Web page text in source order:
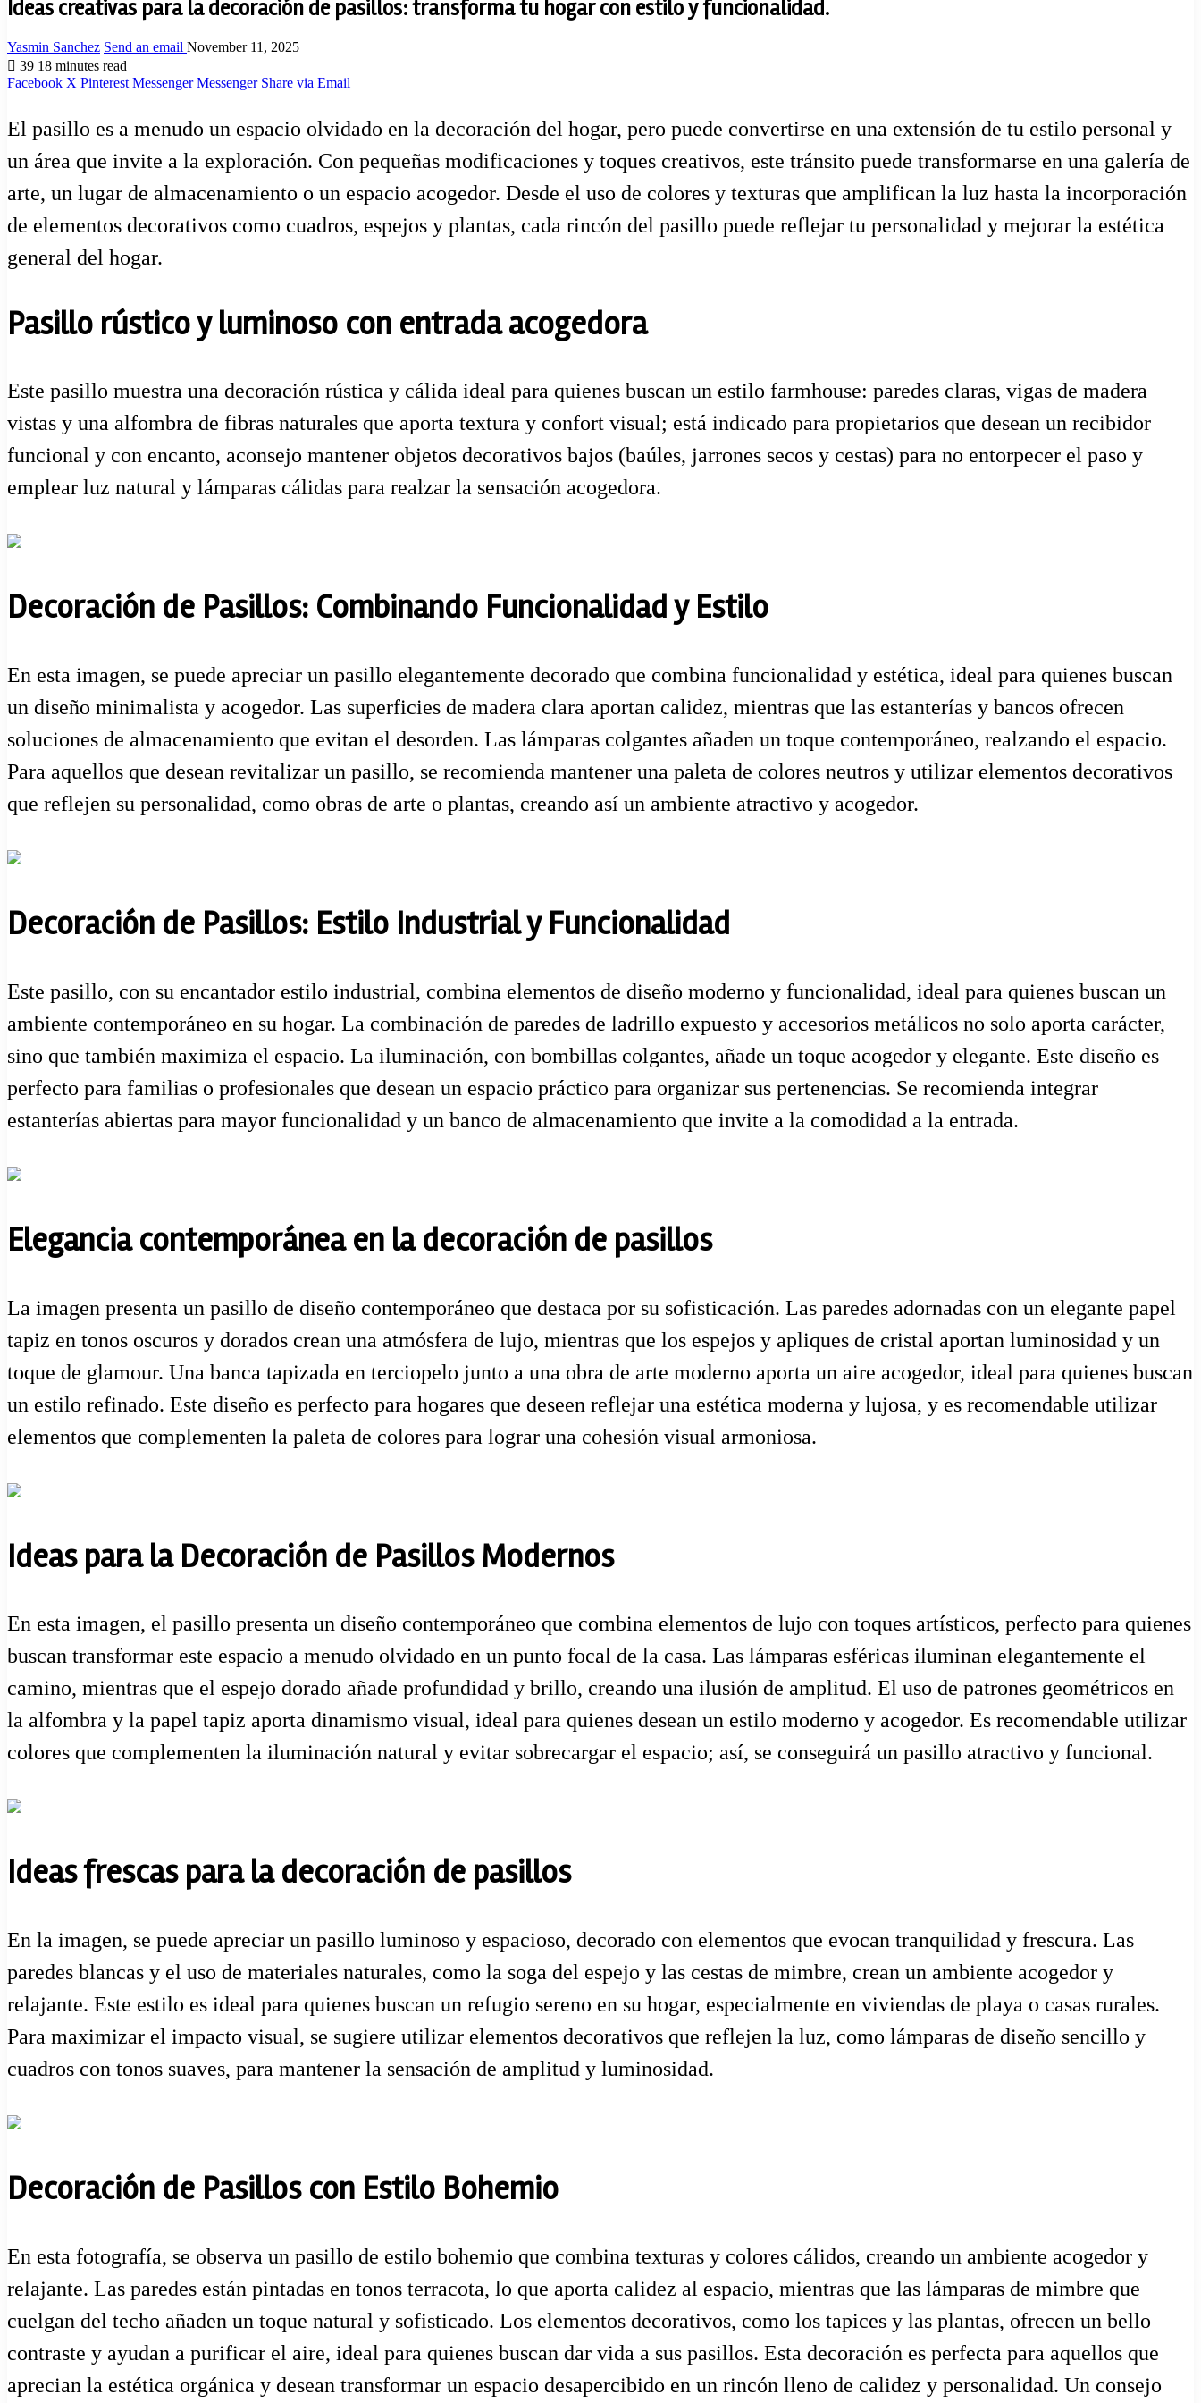
Ideas creativas para la decoración de pasillos: transforma tu hogar con estilo y funcionalidad.
Yasmin Sanchez Send an email November 11, 2025
39 18 minutes read
Facebook X Pinterest Messenger Messenger Share via Email
El pasillo es a menudo un espacio olvidado en la decoración del hogar, pero puede convertirse en una extensión de tu estilo personal y
un área que invite a la exploración. Con pequeñas modificaciones y toques creativos, este tránsito puede transformarse en una galería de
arte, un lugar de almacenamiento o un espacio acogedor. Desde el uso de colores y texturas que amplifican la luz hasta la incorporación
de elementos decorativos como cuadros, espejos y plantas, cada rincón del pasillo puede reflejar tu personalidad y mejorar la estética
general del hogar.
Pasillo rústico y luminoso con entrada acogedora
Este pasillo muestra una decoración rústica y cálida ideal para quienes buscan un estilo farmhouse: paredes claras, vigas de madera
vistas y una alfombra de fibras naturales que aporta textura y confort visual; está indicado para propietarios que desean un recibidor
funcional y con encanto, aconsejo mantener objetos decorativos bajos (baúles, jarrones secos y cestas) para no entorpecer el paso y
emplear luz natural y lámparas cálidas para realzar la sensación acogedora.
Decoración de Pasillos: Combinando Funcionalidad y Estilo
En esta imagen, se puede apreciar un pasillo elegantemente decorado que combina funcionalidad y estética, ideal para quienes buscan
un diseño minimalista y acogedor. Las superficies de madera clara aportan calidez, mientras que las estanterías y bancos ofrecen
soluciones de almacenamiento que evitan el desorden. Las lámparas colgantes añaden un toque contemporáneo, realzando el espacio.
Para aquellos que desean revitalizar un pasillo, se recomienda mantener una paleta de colores neutros y utilizar elementos decorativos
que reflejen su personalidad, como obras de arte o plantas, creando así un ambiente atractivo y acogedor.
Decoración de Pasillos: Estilo Industrial y Funcionalidad
Este pasillo, con su encantador estilo industrial, combina elementos de diseño moderno y funcionalidad, ideal para quienes buscan un
ambiente contemporáneo en su hogar. La combinación de paredes de ladrillo expuesto y accesorios metálicos no solo aporta carácter,
sino que también maximiza el espacio. La iluminación, con bombillas colgantes, añade un toque acogedor y elegante. Este diseño es
perfecto para familias o profesionales que desean un espacio práctico para organizar sus pertenencias. Se recomienda integrar
estanterías abiertas para mayor funcionalidad y un banco de almacenamiento que invite a la comodidad a la entrada.
Elegancia contemporánea en la decoración de pasillos
La imagen presenta un pasillo de diseño contemporáneo que destaca por su sofisticación. Las paredes adornadas con un elegante papel
tapiz en tonos oscuros y dorados crean una atmósfera de lujo, mientras que los espejos y apliques de cristal aportan luminosidad y un
toque de glamour. Una banca tapizada en terciopelo junto a una obra de arte moderno aporta un aire acogedor, ideal para quienes buscan
un estilo refinado. Este diseño es perfecto para hogares que deseen reflejar una estética moderna y lujosa, y es recomendable utilizar
elementos que complementen la paleta de colores para lograr una cohesión visual armoniosa.
Ideas para la Decoración de Pasillos Modernos
En esta imagen, el pasillo presenta un diseño contemporáneo que combina elementos de lujo con toques artísticos, perfecto para quienes
buscan transformar este espacio a menudo olvidado en un punto focal de la casa. Las lámparas esféricas iluminan elegantemente el
camino, mientras que el espejo dorado añade profundidad y brillo, creando una ilusión de amplitud. El uso de patrones geométricos en
la alfombra y la papel tapiz aporta dinamismo visual, ideal para quienes desean un estilo moderno y acogedor. Es recomendable utilizar
colores que complementen la iluminación natural y evitar sobrecargar el espacio; así, se conseguirá un pasillo atractivo y funcional.
Ideas frescas para la decoración de pasillos
En la imagen, se puede apreciar un pasillo luminoso y espacioso, decorado con elementos que evocan tranquilidad y frescura. Las
paredes blancas y el uso de materiales naturales, como la soga del espejo y las cestas de mimbre, crean un ambiente acogedor y
relajante. Este estilo es ideal para quienes buscan un refugio sereno en su hogar, especialmente en viviendas de playa o casas rurales.
Para maximizar el impacto visual, se sugiere utilizar elementos decorativos que reflejen la luz, como lámparas de diseño sencillo y
cuadros con tonos suaves, para mantener la sensación de amplitud y luminosidad.
Decoración de Pasillos con Estilo Bohemio
En esta fotografía, se observa un pasillo de estilo bohemio que combina texturas y colores cálidos, creando un ambiente acogedor y
relajante. Las paredes están pintadas en tonos terracota, lo que aporta calidez al espacio, mientras que las lámparas de mimbre que
cuelgan del techo añaden un toque natural y sofisticado. Los elementos decorativos, como los tapices y las plantas, ofrecen un bello
contraste y ayudan a purificar el aire, ideal para quienes buscan dar vida a sus pasillos. Esta decoración es perfecta para aquellos que
aprecian la estética orgánica y desean transformar un espacio desapercibido en un rincón lleno de calidez y personalidad. Un consejo